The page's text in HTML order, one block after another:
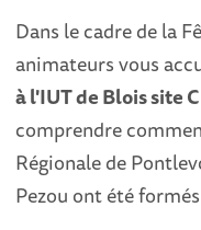
Dans le cadre de la
animateurs vous
à l'IUT de Blois site
comprendre
Régionale de
Pezou ont été